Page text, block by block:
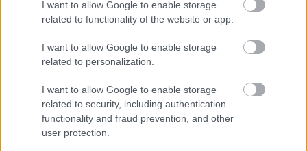
I want to allow Google to enable storage
related to functionality of the website or app.
I want to allow Google to enable storage
related to personalization.
I want to allow Google to enable storage
related to security, including authentication
functionality and fraud prevention, and other
user protection.
Kína Franciaország Képző Installáció